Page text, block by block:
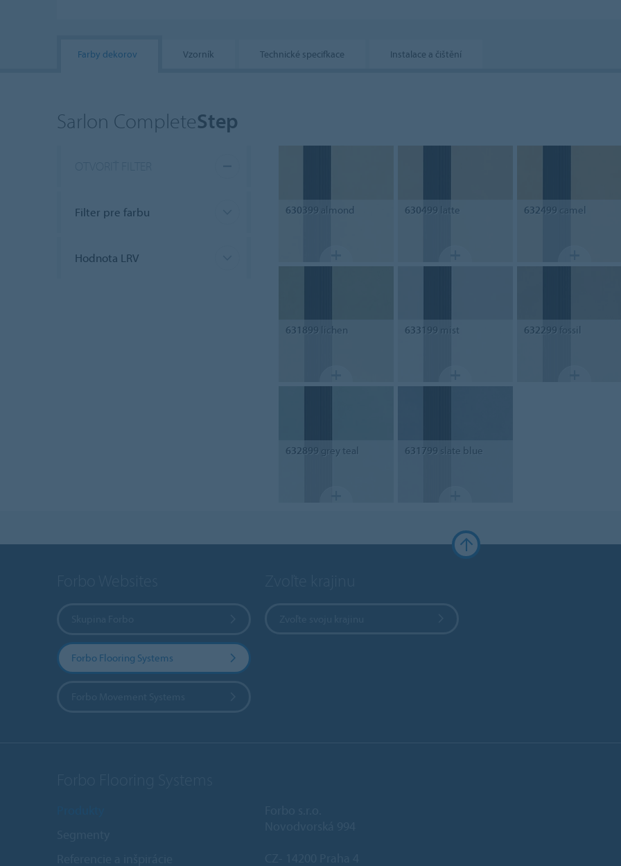
Farby dekorov Vzorník Technické specifkace Instalace a čištění
Sarlon CompleteStep
Filter pre farbu
Hodnota LRV
630399 almond 630499 latte 632499 camel
631899 lichen 633199 mist 632299 fossil
632899 grey teal 631799 slate blue
Forbo Flooring Systems